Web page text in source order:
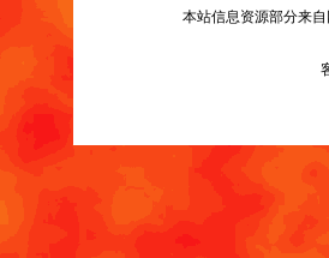
本站信息资源部分来